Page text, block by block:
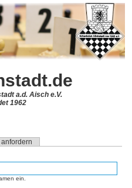
a.d. Aisch e.V.
1962
ein.